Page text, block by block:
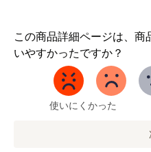
この商品詳細ページは、
いやすかったですか？
1
か
使いにくかった